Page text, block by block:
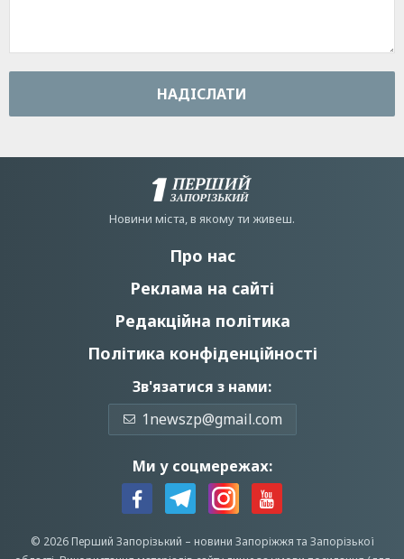
НАДIСЛАТИ
Новини мiста, в якому ти живеш.
Про нас
Реклама на сайті
Редакційна політика
Політика конфіденційності
Зв'язатися з нами:
1newszp@gmail.com
Ми у соцмережах:
© 2026 Перший Запорізький – новини Запоріжжята Запорізької